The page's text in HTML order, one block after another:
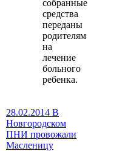
собранные
средства
переданы
родителям
на
лечение
больного
ребенка.
28.02.2014 В
Новгородском
ПНИ провожали
Масленицу